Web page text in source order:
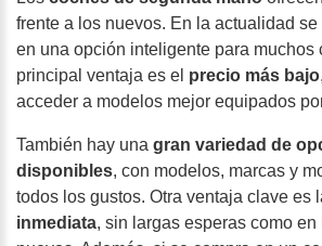
frente a los nuevos. En la actualidad
en una opción inteligente para muchos
principal ventaja es el precio más bajo
acceder a modelos mejor equipados
También hay una gran variedad de
disponibles, con modelos, marcas y
todos los gustos. Otra ventaja clave es
inmediata, sin largas esperas como